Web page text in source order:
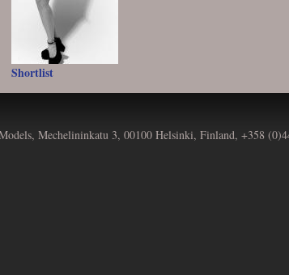
Shortlist
Mechelininkatu 3, 00100 Helsinki, Finland, +358